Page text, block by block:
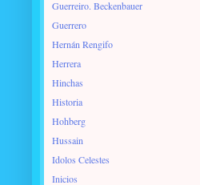
Guerreiro. Beckenbauer
Guerrero
Hernán Rengifo
Herrera
Hinchas
Historia
Hohberg
Hussain
Idolos Celestes
Inicios